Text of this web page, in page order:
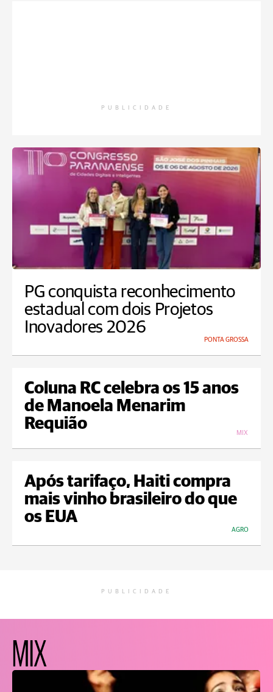
PUBLICIDADE
PG conquista reconhecimento
estadual com dois Projetos
Inovadores 2026
PONTA GROSSA
Coluna RC celebra os 15 anos
de Manoela Menarim
Requião
MIX
Após tarifaço, Haiti compra
mais vinho brasileiro do que
os EUA
AGRO
PUBLICIDADE
MIX